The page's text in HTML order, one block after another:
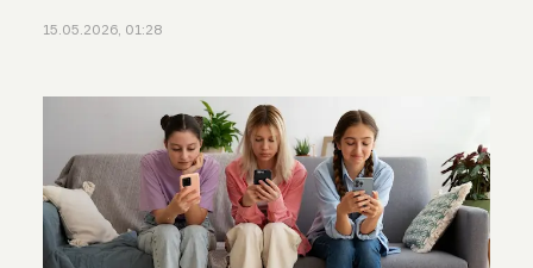
15.05.2026, 01:28